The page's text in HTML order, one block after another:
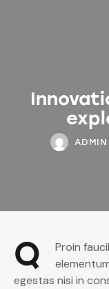
ADMIN
Q
Proin
egestas nisi in